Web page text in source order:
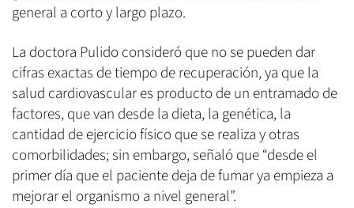
general a corto y largo plazo.
La doctora Pulido consideró que no se pueden dar
cifras exactas de tiempo de recuperación, ya que la
salud cardiovascular es producto de un entramado de
factores, que van desde la dieta, la genética, la
cantidad de ejercicio físico que se realiza y otras
comorbilidades; sin embargo, señaló que “desde el
primer día que el paciente deja de fumar ya empieza a
mejorar el organismo a nivel general”.